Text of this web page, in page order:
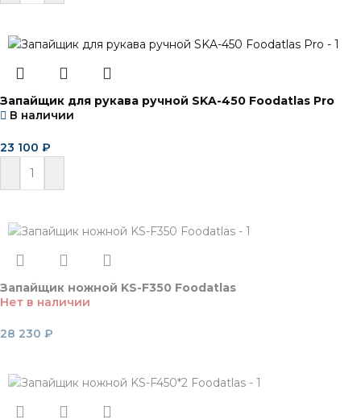
Запайщик для рукава ручной SKA-450 Foodatlas Pro
В наличии
23 100 ₽
Запайщик ножной KS-F350 Foodatlas
Нет в наличии
28 230 ₽